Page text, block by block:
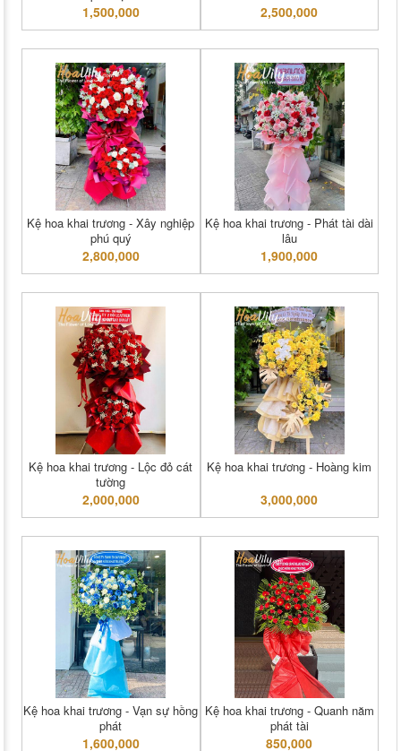
1,500,000 2,500,000
Kệ hoa khai trương - Xây nghiệp
phú quý
2,800,000
Kệ hoa khai trương - Phát tài dài
lâu
1,900,000
Kệ hoa khai trương - Lộc đỏ cát
tường
2,000,000
Kệ hoa khai trương - Hoàng kim
3,000,000
Kệ hoa khai trương - Vạn sự hồng
phát
1,600,000
Kệ hoa khai trương - Quanh năm
phát tài
850,000